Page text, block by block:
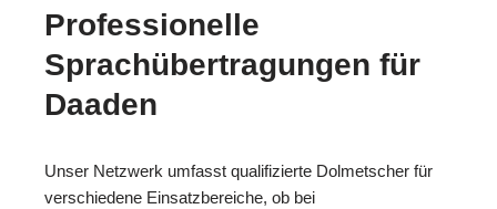
Professionelle
Sprachübertragungen für
Daaden
Unser Netzwerk umfasst qualifizierte Dolmetscher für
verschiedene Einsatzbereiche, ob bei